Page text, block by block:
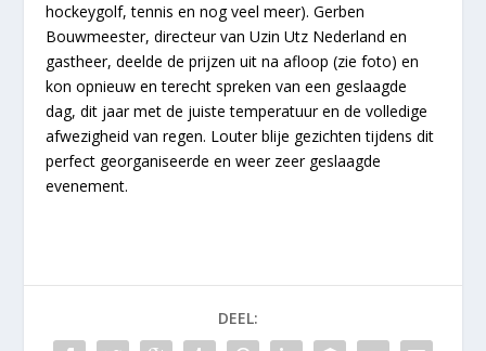
hockeygolf, tennis en nog veel meer). Gerben
Bouwmeester, directeur van Uzin Utz Nederland en
gastheer, deelde de prijzen uit na afloop (zie foto) en
kon opnieuw en terecht spreken van een geslaagde
dag, dit jaar met de juiste temperatuur en de volledige
afwezigheid van regen. Louter blije gezichten tijdens dit
perfect georganiseerde en weer zeer geslaagde
evenement.
DEEL: